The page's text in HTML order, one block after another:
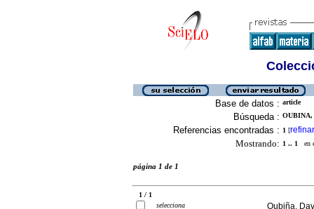
Base de datos : article
Búsqueda :
Referencias encontradas : 1 [refinar
Mostrando: 1 .. 1 en
página 1 de 1
1 / 1
selecciona
Oubiña,